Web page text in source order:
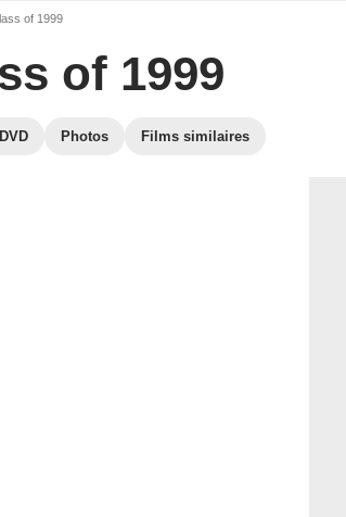
of 1999
of 1999
Photos Films similaires